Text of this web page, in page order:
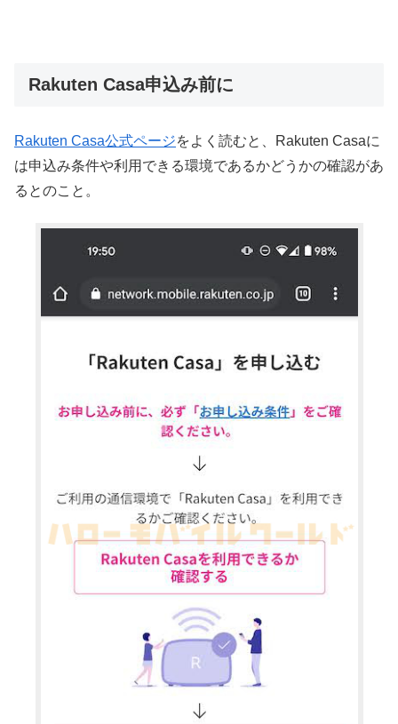
Rakuten Casa申込み前に
Rakuten Casa公式ページをよく読むと、Rakuten Casaに
は申込み条件や利用できる環境であるかどうかの確認があ
るとのこと。